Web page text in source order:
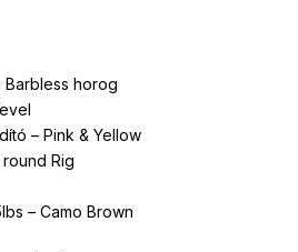
Barbless horog
– Pink & Yellow
Rig
– Camo Brown